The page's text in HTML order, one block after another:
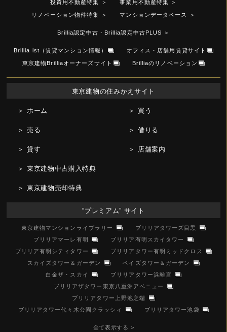
投資用不動産特集 ＞ 事業用不動産特集 ＞
リノベーション物件特集 ＞ マンションデータベース ＞
Brillia認定中古・Brillia認定中古PLUS ＞
Brillia ist（賃貸マンション情報） オフィス・店舗用賃貸サイト
東京建物Brilliaオーナーズサイト Brilliaのリノベーション
東京建物の住みかえサイト
＞ ホーム ＞ 買う
＞ 売る ＞ 借りる
＞ 貸す ＞ 店舗案内
＞ 東京建物中古購入特典
＞ 東京建物売却特典
“プレミアム” サイト
東京建物マンションライブラリー
ブリリアタワーズ目黒
ブリリアマーレ有明
ブリリア有明スカイタワー
ブリリア有明シティタワー
ブリリアタワー有明ミッドクロス
スカイズタワー＆ガーデン
ベイズタワー＆ガーデン
白金ザ・スカイ
ブリリアタワー浜離宮
ブリリアザタワー東京八重洲アベニュー
ブリリアタワー上野池之端
ブリリアタワー代々木公園クラッシィ
ブリリアタワー池袋
全て表示する >